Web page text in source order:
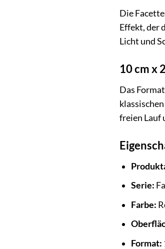
Die
Effekt, der
Licht und
10 cm x
Das
freien Lauf
Serie:
Farbe:
Format: